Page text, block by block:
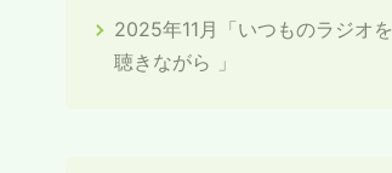
2025年11月「いつものラジオを
聴きながら 」